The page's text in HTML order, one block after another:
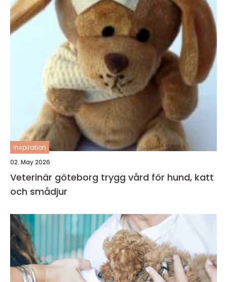
inspiration
02. May 2026
Veterinär göteborg trygg vård för hund, katt
och smådjur